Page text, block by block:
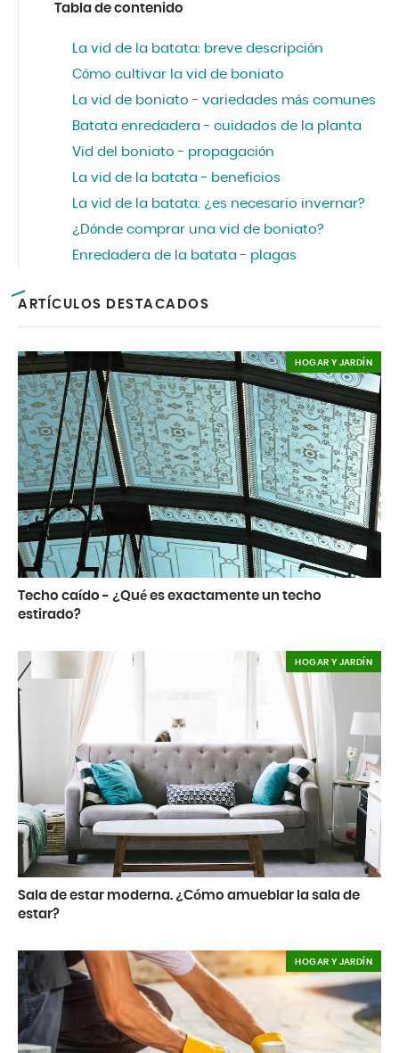
Tabla de contenido
La vid de la batata: breve descripción
Cómo cultivar la vid de boniato
La vid de boniato - variedades más comunes
Batata enredadera - cuidados de la planta
Vid del boniato - propagación
La vid de la batata - beneficios
La vid de la batata: ¿es necesario invernar?
¿Dónde comprar una vid de boniato?
Enredadera de la batata - plagas
ARTÍCULOS DESTACADOS
Techo caído - ¿Qué es exactamente un techo
estirado?
HOGAR Y JARDÍN
Sala de estar moderna. ¿Cómo amueblar la sala de
estar?
HOGAR Y JARDÍN
HOGAR Y JARDÍN